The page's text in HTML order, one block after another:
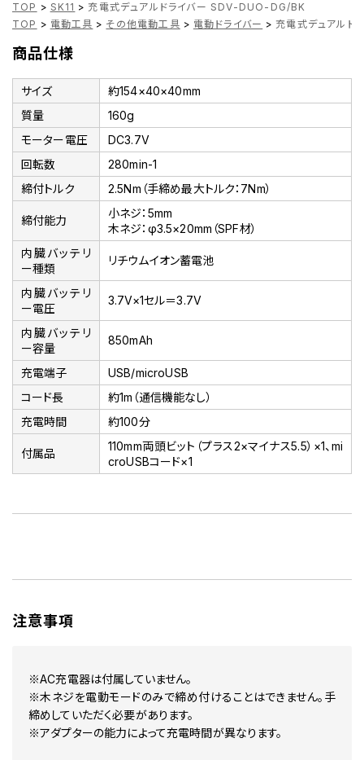
TOP > SK11 > 充電式デュアルドライバー SDV-DUO-DG/BK
TOP > 電動工具 > その他電動工具 > 電動ドライバー > 充電式デュアル
商品仕様
サイズ
約154×40×40mm
質量
160g
モーター電圧
DC3.7V
回転数
280min-1
締付トルク
2.5Nm（手締め最大トルク：7Nm）
締付能力
小ネジ：5mm
木ネジ：φ3.5×20mm（SPF材）
内臓バッテリ
ー種類
リチウムイオン蓄電池
内臓バッテリ
ー電圧
3.7V×1セル＝3.7V
内臓バッテリ
ー容量
850mAh
充電端子
USB/microUSB
コード長
約1m（通信機能なし）
充電時間
約100分
付属品
110mm両頭ビット（プラス2×マイナス5.5）×1、mi
croUSBコード×1
注意事項
※AC充電器は付属していません。
※木ネジを電動モードのみで締め付けることはできません。手
締めしていただく必要があります。
※アダプターの能力によって充電時間が異なります。